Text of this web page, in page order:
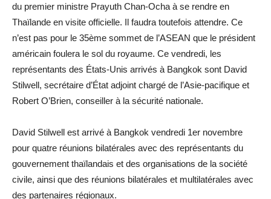
du premier ministre Prayuth Chan-Ocha à se rendre en
Thaïlande en visite officielle. Il faudra toutefois attendre. Ce
n’est pas pour le 35ème sommet de l’ASEAN que le président
américain foulera le sol du royaume. Ce vendredi, les
représentants des États-Unis arrivés à Bangkok sont David
Stilwell, secrétaire d’État adjoint chargé de l’Asie-pacifique et
Robert O’Brien, conseiller à la sécurité nationale.
David Stilwell est arrivé à Bangkok vendredi 1er novembre
pour quatre réunions bilatérales avec des représentants du
gouvernement thaïlandais et des organisations de la société
civile, ainsi que des réunions bilatérales et multilatérales avec
des partenaires régionaux.